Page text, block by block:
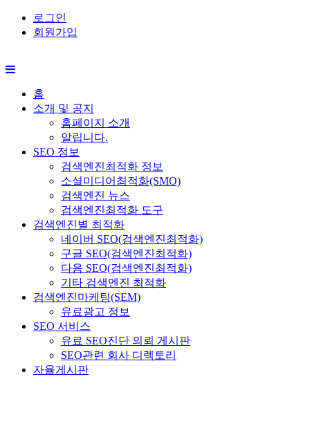
로그인
회원가입
홈
소개 및 공지
홈페이지 소개
알립니다.
SEO 정보
검색엔진최적화 정보
소셜미디어최적화(SMO)
검색엔진 뉴스
검색엔진최적화 도구
검색엔진별 최적화
네이버 SEO(검색엔진최적화)
구글 SEO(검색엔진최적화)
다음 SEO(검색엔진최적화)
기타 검색엔진 최적화
검색엔진마케팅(SEM)
유료광고 정보
SEO 서비스
유료 SEO진단 의뢰 게시판
SEO관련 회사 디렉토리
자율게시판